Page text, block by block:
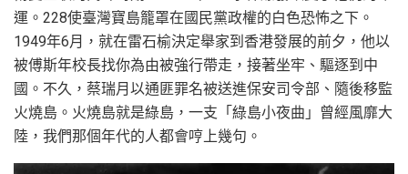
運。228使臺灣寶島籠罩在國民黨政權的白色恐怖之下。
1949年6月，就在雷石榆決定舉家到香港發展的前夕，他以
被傅斯年校長找你為由被強行帶走，接著坐牢、驅逐到中
國。不久，蔡瑞月以通匪罪名被送進保安司令部、隨後移監
火燒島。火燒島就是綠島，一支「綠島小夜曲」曾經風靡大
陸，我們那個年代的人都會哼上幾句。